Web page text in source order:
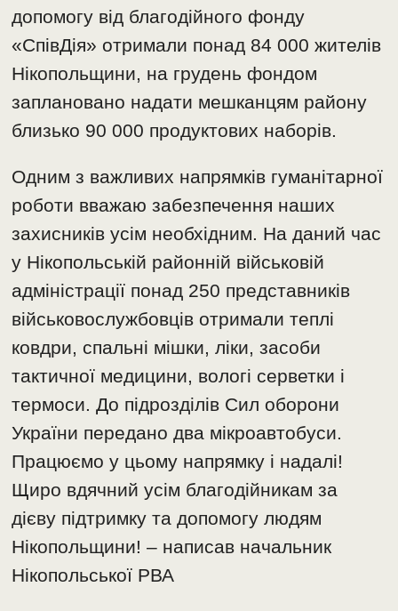
допомогу від благодійного фонду
«СпівДія» отримали понад 84 000 жителів
Нікопольщини, на грудень фондом
заплановано надати мешканцям району
близько 90 000 продуктових наборів.
Одним з важливих напрямків гуманітарної
роботи вважаю забезпечення наших
захисників усім необхідним. На даний час
у Нікопольській районній військовій
адміністрації понад 250 представників
військовослужбовців отримали теплі
ковдри, спальні мішки, ліки, засоби
тактичної медицини, вологі серветки і
термоси. До підрозділів Сил оборони
України передано два мікроавтобуси.
Працюємо у цьому напрямку і надалі!
Щиро вдячний усім благодійникам за
дієву підтримку та допомогу людям
Нікопольщини! – написав начальник
Нікопольської РВА